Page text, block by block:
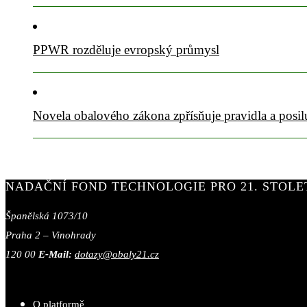
PPWR rozděluje evropský průmysl
Novela obalového zákona zpřísňuje pravidla a
NADAČNÍ FOND TECHNOLOGIE PRO 21.
Španělská 1073/10
Praha 2 – Vinohrady
120 00 E-Mail: dotazy@obaly21.cz
O platformě